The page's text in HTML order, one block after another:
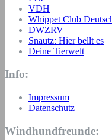
VDH
Whippet Club
DWZRV
Snautz: Hier bellt es
Deine Tierwelt
Info:
Impressum
Datenschutz
Windhundfreunde: